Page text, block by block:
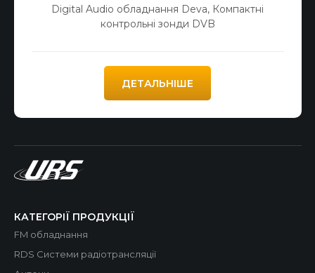
Digital Audio обладнання Deva, Компактні
контрольні зонди DVB
ДЕТАЛЬНІШЕ
КАТЕГОРІЇ ПРОДУКЦІЇ
FM обладнання
RDS Системи радіотрансляції